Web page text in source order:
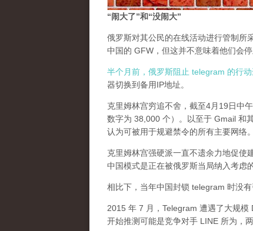
“闹大了”和“没闹大”
俄罗斯对其公民的在线活动进行管制所
中国的 GFW，但这并不意味着他们会停
半个月前，俄罗斯阻止 telegram 的行
器切换到备用IP地址。
克里姆林宫穷追不舍，截至4月19日中
数字为 38,000 个）。以至于 Gmail 和
认为可被用于规避禁令的所有主要网络。
克里姆林宫强硬派一直不遗余力地促使
中国模式是正在被俄罗斯当局纳入考虑
相比下，当年中国封锁 telegram 时没有
2015 年 7 月，Telegram 遭遇了大规
开始推测可能是竞争对手 LINE 所为，